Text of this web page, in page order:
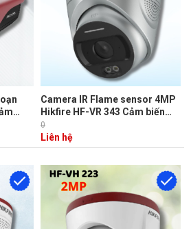
hiện
hợp
Camera IR Flame sensor 4MP
Hikfire HF-VR 343 Cảm biến
nhiệt điện hồng ngoại, Phát
hiện cháy sớm, Phát hiện lối
thoát hiểm bị chặn, thiếu bình
0
Liên hệ